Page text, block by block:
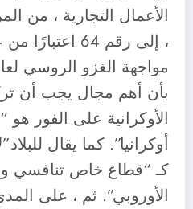
بأن أهم مجال يجب أن
الأوكرانية على الفور
أوكرانيا”. كما يقال
كـ “قطاع خاص تنافسي و
الأوروبي”. ثم ، على